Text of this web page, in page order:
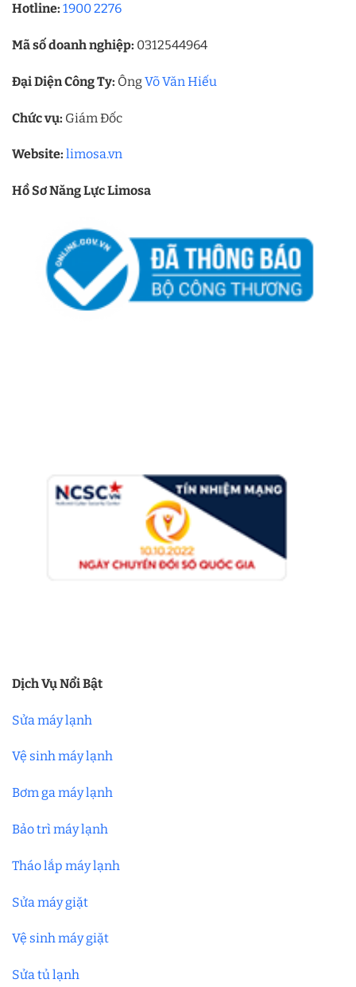
Hotline: 1900 2276
Mã số doanh nghiệp: 0312544964
Đại Diện Công Ty: ÔngVõ Văn Hiếu
Chức vụ: Giám Đốc
Website: limosa.vn
Hồ Sơ Năng Lực Limosa
Dịch Vụ Nổi Bật
Sửa máy lạnh
Vệ sinh máy lạnh
Bơm ga máy lạnh
Bảo trì máy lạnh
Tháo lắp máy lạnh
Sửa máy giặt
Vệ sinh máy giặt
Sửa tủ lạnh